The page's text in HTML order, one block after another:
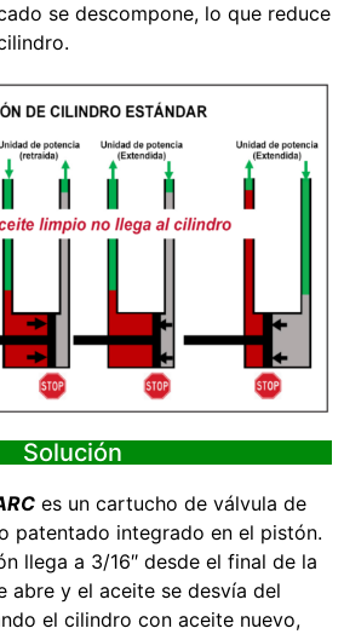
se descompone, lo que reduce
Solución
es un cartucho de válvula de
patentado integrado en el pistón.
llega a 3/16″ desde el final de la
abre y el aceite se desvía del
el cilindro con aceite nuevo,